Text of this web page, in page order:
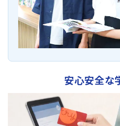
安心安全な